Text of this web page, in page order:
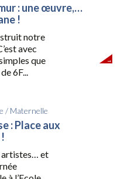
: une œuvre,…
!
notre
avec
que
6F...
/ Maternelle
: Place aux
artistes… et